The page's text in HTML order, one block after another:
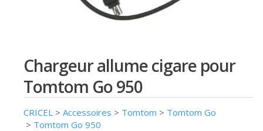
Chargeur allume cigare pour
Tomtom Go 950
CRICEL > Accessoires > Tomtom > Tomtom Go
> Tomtom Go 950